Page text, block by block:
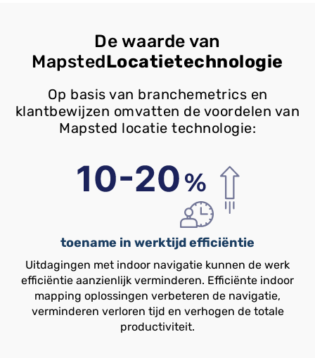
De waarde van
MapstedLocatietechnologie
Op basis van branchemetrics en
klantbewijzen omvatten de voordelen van
Mapsted locatie technologie:
toename in werktijd efficiëntie
Uitdagingen met indoor navigatie kunnen de werk
efficiëntie aanzienlijk verminderen. Efficiënte indoor
mapping oplossingen verbeteren de navigatie,
verminderen verloren tijd en verhogen de totale
productiviteit.